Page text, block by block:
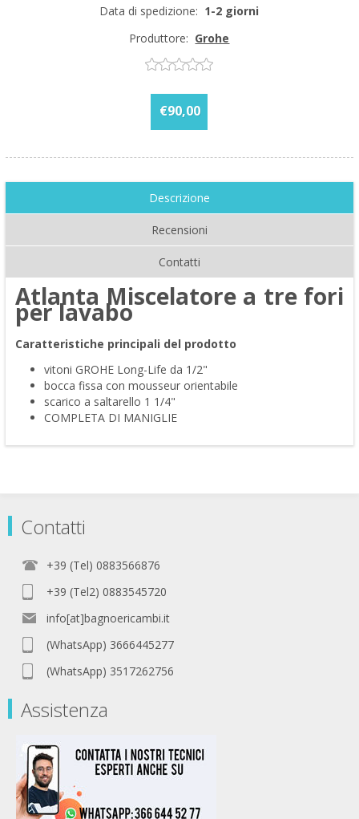
Data di spedizione: 1-2 giorni
Produttore: Grohe
€90,00
Descrizione
Recensioni
Contatti
Atlanta Miscelatore a tre fori
per lavabo
Caratteristiche principali del prodotto
vitoni GROHE Long-Life da 1/2"
bocca fissa con mousseur orientabile
scarico a saltarello 1 1/4"
COMPLETA DI MANIGLIE
Contatti
+39 (Tel) 0883566876
+39 (Tel2) 0883545720
info[at]bagnoericambi.it
(WhatsApp) 3666445277
(WhatsApp) 3517262756
Assistenza